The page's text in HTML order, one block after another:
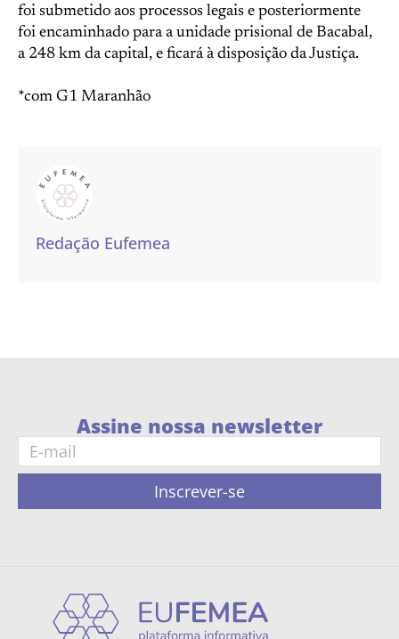
foi submetido aos processos legais e posteriormente
foi encaminhado para a unidade prisional de Bacabal,
a 248 km da capital, e ficará à disposição da Justiça.
*com G1 Maranhão
Redação Eufemea
Assine nossa newsletter
Inscrever-se